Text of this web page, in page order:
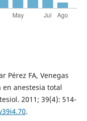
Pérez FA, Venegas
en anestesia total
2011; 39(4): 514-
.